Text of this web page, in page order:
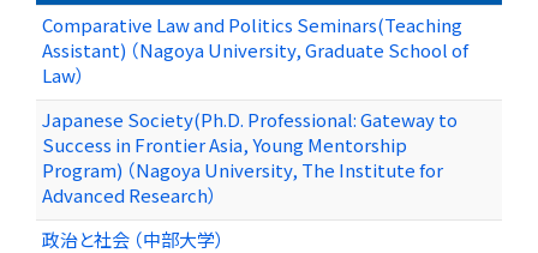
Comparative Law and Politics Seminars(Teaching
Assistant) （Nagoya University, Graduate School of
Law）
Japanese Society(Ph.D. Professional: Gateway to
Success in Frontier Asia, Young Mentorship
Program) （Nagoya University, The Institute for
Advanced Research）
政治と社会 （中部大学）